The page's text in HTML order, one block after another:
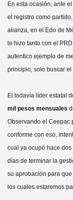
En esta ocasión, ante
el registro como
alianza, en el Edo de
lo hizo tanto con el
autentico ejemplo de
principio, solo buscar
El todavía líder estatal
mil pesos mensuales
Observando el Ceepac
conforme con eso,
cual ya ocupó hace
días de terminar la
su aprobación para
los cuales estaremos